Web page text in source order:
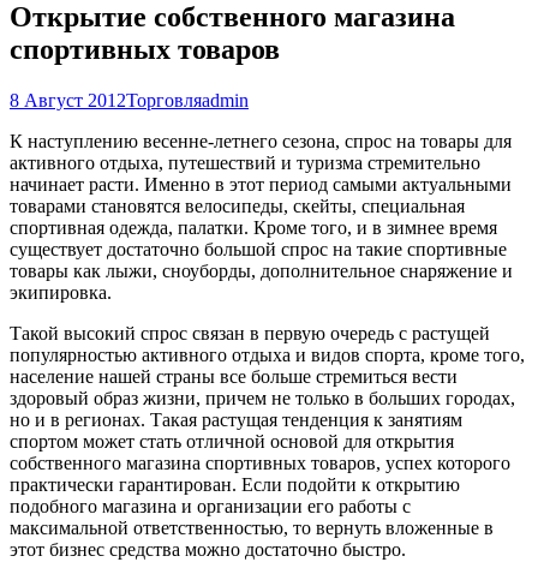
Открытие собственного магазина
спортивных товаров
8 Август 2012Торговляadmin
К наступлению весенне-летнего сезона, спрос на товары для
активного отдыха, путешествий и туризма стремительно
начинает расти. Именно в этот период самыми актуальными
товарами становятся велосипеды, скейты, специальная
спортивная одежда, палатки. Кроме того, и в зимнее время
существует достаточно большой спрос на такие спортивные
товары как лыжи, сноуборды, дополнительное снаряжение и
экипировка.
Такой высокий спрос связан в первую очередь с растущей
популярностью активного отдыха и видов спорта, кроме того,
население нашей страны все больше стремиться вести
здоровый образ жизни, причем не только в больших городах,
но и в регионах. Такая растущая тенденция к занятиям
спортом может стать отличной основой для открытия
собственного магазина спортивных товаров, успех которого
практически гарантирован. Если подойти к открытию
подобного магазина и организации его работы с
максимальной ответственностью, то вернуть вложенные в
этот бизнес средства можно достаточно быстро.